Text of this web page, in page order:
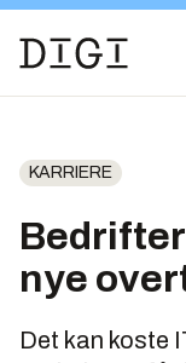
KARRIERE
nye
Det kan koste